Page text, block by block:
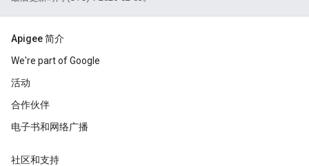
Apigee 简介
We're part of Google
活动
合作伙伴
电子书和网络广播
社区和支持